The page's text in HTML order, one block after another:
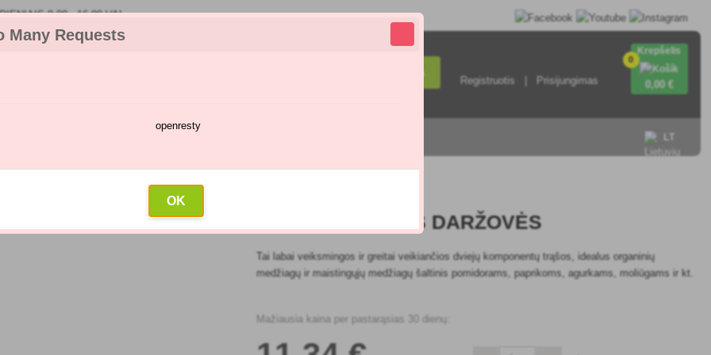
Many Requests
openresty
OK
9:00 - 16:00 VAL
Paieška
Registruotis Prisijungimas
0
Krepšelis
0,00 €
LT
Floria vaisinės daržovės
FLORIA VAISINĖS DARŽOVĖS
Tai labai veiksmingos ir greitai veikiančios dviejų komponentų trąšos, idealus organinių
medžiagų ir maistingųjų medžiagų šaltinis pomidorams, paprikoms, agurkams, moliūgams ir kt.
Mažiausia kaina per pastarąsias 30 dienų: